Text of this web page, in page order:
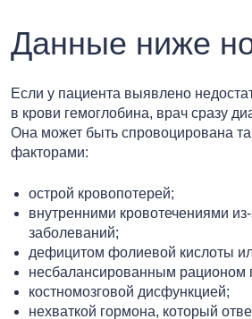
Данные ниже
Если у пациента выявлено
в крови гемоглобина, врач сразу
Она может быть спровоцирована
факторами:
острой кровопотерей;
внутренними кровотечениями
заболеваний;
дефицитом фолиевой кислоты
несбалансированным рационом
костномозговой дисфункцией;
нехваткой гормона, который